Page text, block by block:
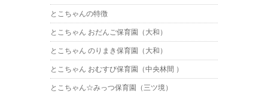
とこちゃんの特徴
とこちゃん おだんご保育園（大和）
とこちゃん のりまき保育園（大和）
とこちゃん おむすび保育園（中央林間 ）
とこちゃん☆みっつ保育園（三ツ境）